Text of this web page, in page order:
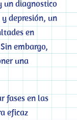
un diagnostico
depresión, un
en
embargo,
una
fases en las
eficaz